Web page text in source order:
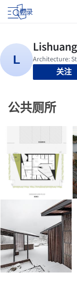
登录
关注
公共厕所